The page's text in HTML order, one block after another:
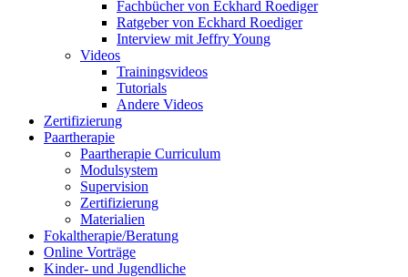
Fachbücher von Eckhard Roediger
Ratgeber von Eckhard Roediger
Interview mit Jeffry Young
Videos
Trainingsvideos
Tutorials
Andere Videos
Zertifizierung
Paartherapie
Paartherapie Curriculum
Modulsystem
Supervision
Zertifizierung
Materialien
Fokaltherapie/Beratung
Online Vorträge
Kinder- und Jugendliche